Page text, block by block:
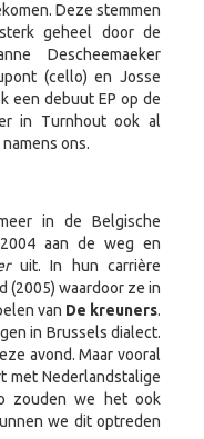
Deze stemmen
geheel door de
Descheemaeker
(cello) en Josse
een debuut EP op de
in Turnhout ook al
ons.
in de Belgische
aan de weg en
uit. In hun carrière
(2005) waardoor ze in
van De kreuners.
in Brussels dialect.
avond. Maar vooral
met Nederlandstalige
zouden we het ook
we dit optreden